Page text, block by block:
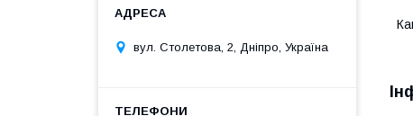
вул. Столетова, 2, Дніпро, Україна